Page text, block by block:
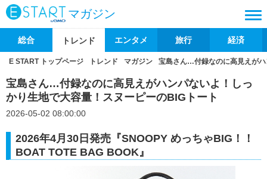
マガジン
総合 トレンド エンタメ 旅行 経済
E START トップページ トレンド マガジン 宝島さん…付録なのに高見えが
宝島さん…付録なのに高見えがハンパないよ！しっ
かり生地で大容量！スヌーピーのBIGトート
2026-05-02 08:00:00
2026年4月30日発売『SNOOPY めっちゃBIG！！
BOAT TOTE BAG BOOK』